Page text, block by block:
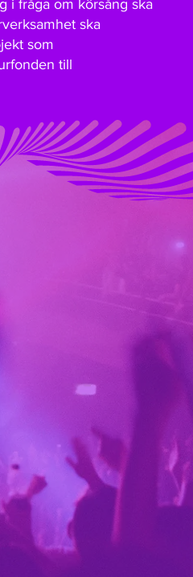
i fråga om körsång ska
ska
som
till
och bidrag
FÖR ARBETETS